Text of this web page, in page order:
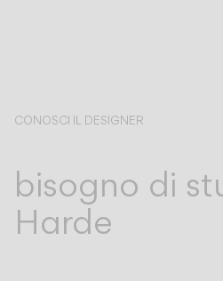
CONOSCI IL DESIGNER
bisogno di
Harde